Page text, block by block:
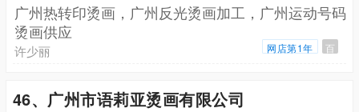
广州热转印烫画，广州反光烫画加工，广州运动号码
烫画供应
许少丽 网店第1年 百
46、广州市语莉亚烫画有限公司